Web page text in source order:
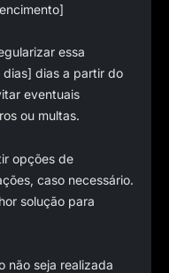
essa
dias a partir do
eventuais
ou multas.
opções de
caso necessário.
solução para
não seja realizada